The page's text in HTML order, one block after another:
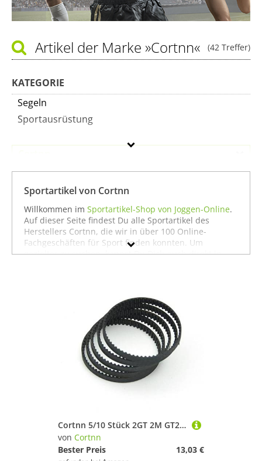
(42 Treffer)
Artikel der Marke »Cortnn«
KATEGORIE
Segeln
Sportausrüstung
Preis
% Sale
Farbe
Sportartikel von Cortnn
Willkommen im Sportartikel-Shop von Joggen-Online.
Auf dieser Seite findest Du alle Sportartikel des
Herstellers Cortnn, die wir in über 100 Online-
Fachgeschäften für Sport finden konnten. Um
gezielter zu suchen, kannst Du Dich auch direkt in
Cortnn für den Sport Sportausrüstung
zu bieten hat. Wenn Du dort nicht findest, was Du
suchst, stöbere doch einfach ja nach Deiner Sportart
in der jeweiligen Sportabteilung - wir haben für fast
jeden Sport ein breites Angebot - vomLaufen
bis hin zuFitnessundBoxen. In jedem Fall
wünschen wir Dir viel Spaß und Erfolg mit Deinem
Cortnn 5/10 Stück 2GT 2M GT2 Zahnriementeilung Länge 276/278/280/282/284/288/290/292/294/300~350/354/358/360/370 Breite 6 mm Gummi geschlossen(5PCS Belt Width 6mm,330mm)
von Cortnn
Bester Preis
13,03 €